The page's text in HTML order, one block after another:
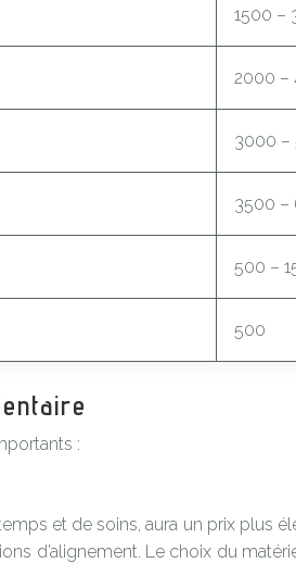
1500 –
2000 –
3000 –
3500 –
500 –
500
:
et de soins, aura un prix plus
d’alignement. Le choix du